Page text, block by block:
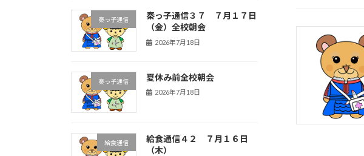
秦っ子通信
秦っ子通信３７ ７月１７日
（金）全校朝会
2026年7月18日
秦っ子通信 夏休み前全校朝会
2026年7月18日
給食通信
給食通信４２ ７月１６日
（木）